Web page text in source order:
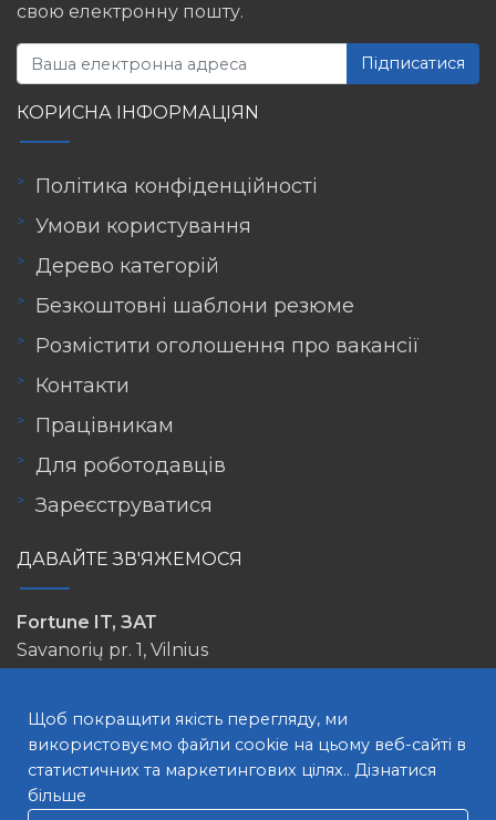
свою електронну пошту.
Підписатися
КОРИСНА ІНФОРМАЦІЯN
Політика конфіденційності
Умови користування
Дерево категорій
Безкоштовні шаблони резюме
Розмістити оголошення про вакансії
Контакти
Працівникам
Для роботодавців
Зареєструватися
ДАВАЙТЕ ЗВ'ЯЖЕМОСЯ
Fortune IT, ЗАТ
Savanorių pr. 1, Vilnius
Щоб покращити якість перегляду, ми
використовуємо файли cookie на цьому веб-сайті в
статистичних та маркетингових цілях.. Дізнатися
більше